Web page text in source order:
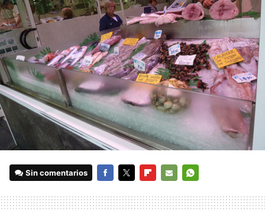
Sin comentarios
MAIL